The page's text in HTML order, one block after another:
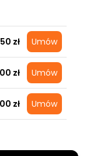
zł Umów
zł Umów
zł Umów